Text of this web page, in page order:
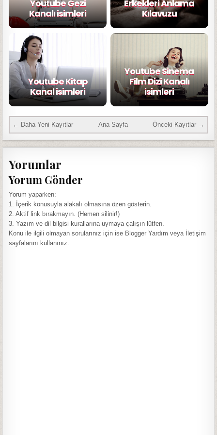
Youtube Gezi
Kanalı isimleri
Erkekleri Anlama
Kılavuzu
Youtube Kitap
Kanal isimleri
Youtube Sinema
Film Dizi Kanalı
isimleri
← Daha Yeni Kayıtlar Önceki Kayıtlar →
Ana Sayfa
Yorumlar
Yorum Gönder
Yorum yaparken:
1. İçerik konusuyla alakalı olmasına özen gösterin.
2. Aktif link bırakmayın. (Hemen silinir!)
3. Yazım ve dil bilgisi kurallarına uymaya çalışın lütfen.
Konu ile ilgili olmayan sorularınız için ise Blogger Yardım veya İletişim
sayfalarını kullanınız.